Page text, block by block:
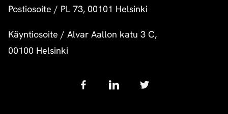
Postiosoite / PL 73, 00101 Helsinki
Käyntiosoite / Alvar Aallon katu 3 C,
00100 Helsinki